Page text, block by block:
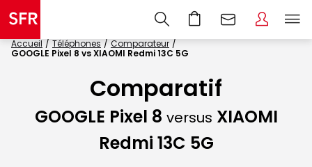
Accueil Téléphones
Comparateur
GOOGLE Pixel 8 vs XIAOMI Redmi 13C 5G
Comparatif
GOOGLE Pixel 8 versus XIAOMI
Redmi 13C 5G